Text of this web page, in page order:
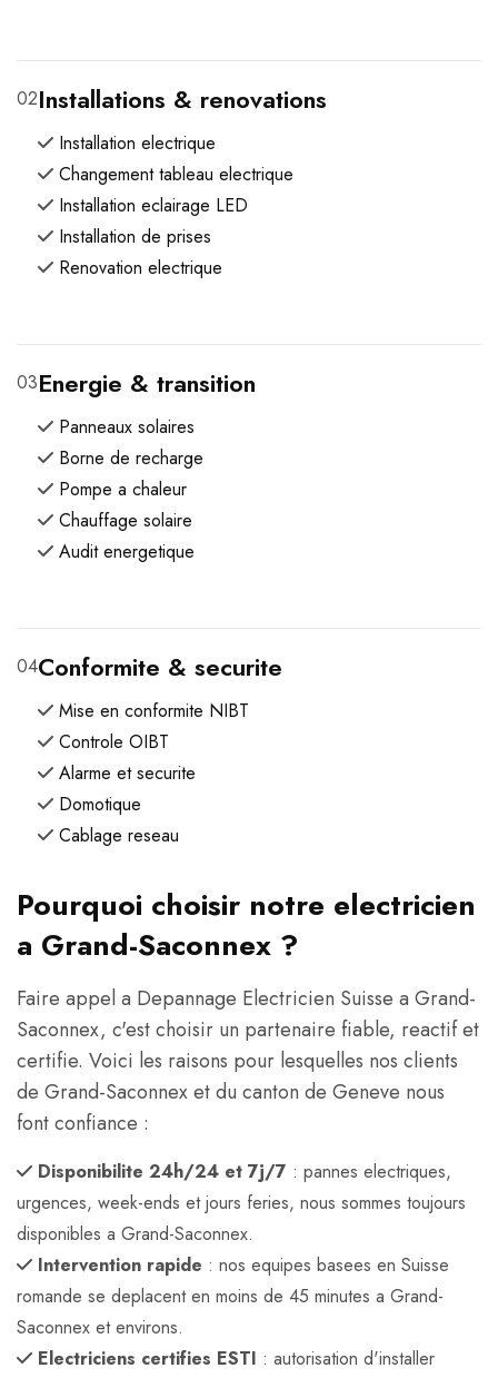
02Installations & renovations
Installation electrique
Changement tableau electrique
Installation eclairage LED
Installation de prises
Renovation electrique
03Energie & transition
Panneaux solaires
Borne de recharge
Pompe a chaleur
Chauffage solaire
Audit energetique
04Conformite & securite
Mise en conformite NIBT
Controle OIBT
Alarme et securite
Domotique
Cablage reseau
Pourquoi choisir notre electricien
a Grand-Saconnex ?
Faire appel a Depannage Electricien Suisse a Grand-
Saconnex, c'est choisir un partenaire fiable, reactif et
certifie. Voici les raisons pour lesquelles nos clients
de Grand-Saconnex et du canton de Geneve nous
font confiance :
Disponibilite 24h/24 et 7j/7 : pannes electriques,
urgences, week-ends et jours feries, nous sommes toujours
disponibles a Grand-Saconnex.
Intervention rapide : nos equipes basees en Suisse
romande se deplacent en moins de 45 minutes a Grand-
Saconnex et environs.
Electriciens certifies ESTI : autorisation d'installer